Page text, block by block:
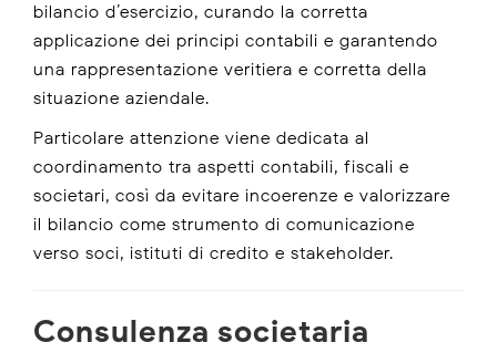
bilancio d’esercizio, curando la corretta
applicazione dei principi contabili e garantendo
una rappresentazione veritiera e corretta della
situazione aziendale.
Particolare attenzione viene dedicata al
coordinamento tra aspetti contabili, fiscali e
societari, così da evitare incoerenze e valorizzare
il bilancio come strumento di comunicazione
verso soci, istituti di credito e stakeholder.
Consulenza societaria